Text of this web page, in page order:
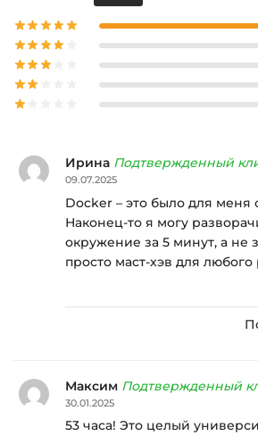
Ирина Подтвержденный
09.07.2025
Docker – это было для меня
Наконец-то я могу
окружение за 5 минут, а не
просто маст-хэв для любого
Максим Подтвержденный
30.01.2025
53 часа! Это целый